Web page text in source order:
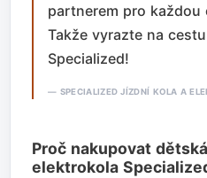
partnerem pro
Takže vyrazte na
Specialized!
SPECIALIZED JÍZDNÍ KOLA A
Proč nakupovat
elektrokola